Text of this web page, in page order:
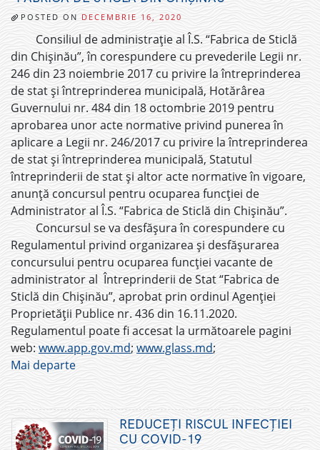
POSTED ON DECEMBRIE 16, 2020
Consiliul de administrație al Î.S. “Fabrica de Sticlă
din Chișinău”, în corespundere cu prevederile Legii nr.
246 din 23 noiembrie 2017 cu privire la întreprinderea
de stat și întreprinderea municipală, Hotărârea
Guvernului nr. 484 din 18 octombrie 2019 pentru
aprobarea unor acte normative privind punerea în
aplicare a Legii nr. 246/2017 cu privire la întreprinderea
de stat și întreprinderea municipală, Statutul
întreprinderii de stat și altor acte normative în vigoare,
anunță concursul pentru ocuparea funcției de
Administrator al Î.S. “Fabrica de Sticlă din Chișinău”.
Concursul se va desfășura în corespundere cu
Regulamentul privind organizarea și desfășurarea
concursului pentru ocuparea funcției vacante de
administrator al Întreprinderii de Stat “Fabrica de
Sticlă din Chișinău”, aprobat prin ordinul Agenției
Proprietății Publice nr. 436 din 16.11.2020.
Regulamentul poate fi accesat la următoarele pagini
web: www.app.gov.md; www.glass.md;
Mai departe
REDUCEȚI RISCUL INFECȚIEI
CU COVID-19